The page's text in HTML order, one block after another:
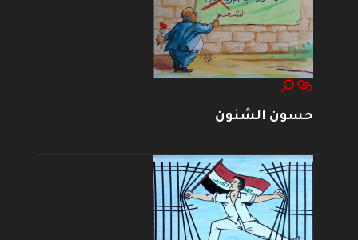
حسون الشنون